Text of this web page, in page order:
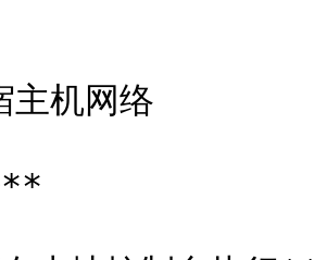
机网络